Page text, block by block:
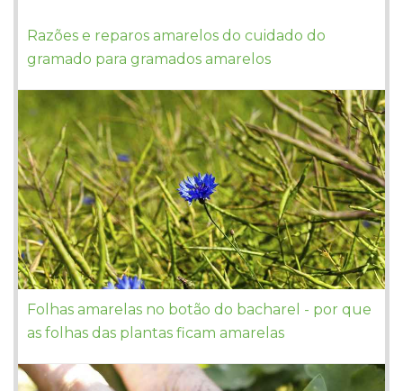
Razões e reparos amarelos do cuidado do
gramado para gramados amarelos
Folhas amarelas no botão do bacharel - por que
as folhas das plantas ficam amarelas